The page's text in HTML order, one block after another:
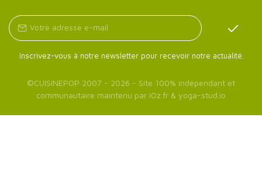
Inscrivez-vous à notre newsletter pour recevoir notre actualité.
©CUISINEPOP 2007 - 2026 - Site 100% indépendant et
communautaire maintenu par iOz.fr & yoga-stud.io